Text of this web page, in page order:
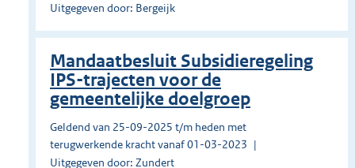
Uitgegeven door: Bergeijk
Mandaatbesluit Subsidieregeling
IPS-trajecten voor de
gemeentelijke doelgroep
Geldend van 25-09-2025 t/m heden met
terugwerkende kracht vanaf 01-03-2023
Uitgegeven door: Zundert